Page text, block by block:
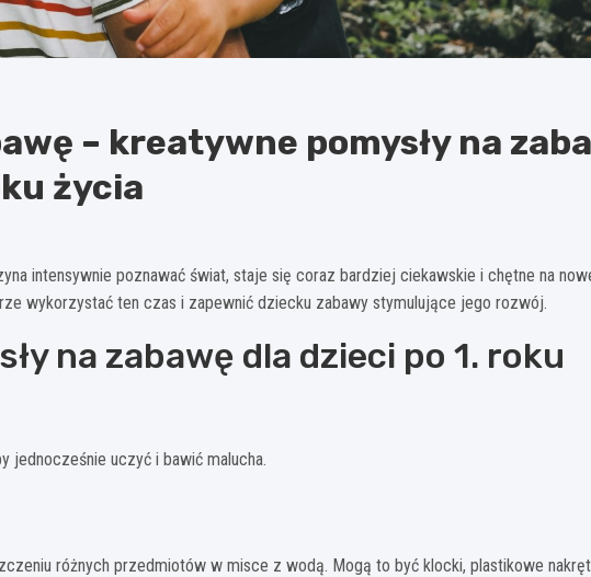
– kreatywne pomysły na
życia
intensywnie poznawać świat, staje się coraz bardziej ciekawskie i chętne na
wykorzystać ten czas i zapewnić dziecku zabawy stymulujące jego rozwój.
na zabawę dla dzieci po 1. roku
jednocześnie uczyć i bawić malucha.
różnych przedmiotów w misce z wodą. Mogą to być klocki, plastikowe